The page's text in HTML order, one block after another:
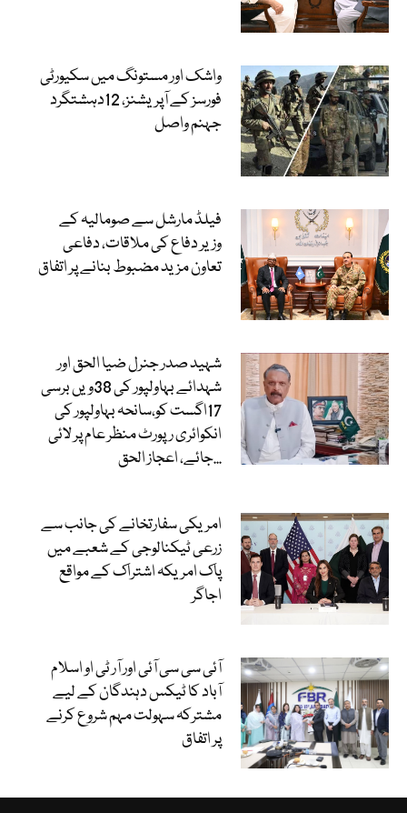
واشک اور مستونگ میں سکیورٹی
فورسز کے آپریشنز، 12دہشتگرد
جہنم واصل
فیلڈ مارشل سے صومالیہ کے
وزیر دفاع کی ملاقات، دفاعی
تعاون مزید مضبوط بنانے پر اتفاق
شہید صدر جنرل ضیا الحق اور
شہدائے بہاولپور کی 38ویں برسی
17اگست کو،سانحہ بہاولپور کی
انکوائری رپورٹ منظر عام پر لائی
جائے، اعجاز الحق...
امریکی سفارتخانے کی جانب سے
زرعی ٹیکنالوجی کے شعبے میں
پاک امریکہ اشتراک کے مواقع
اجاگر
آئی سی سی آئی اور آر ٹی او اسلام
آباد کا ٹیکس دہندگان کے لیے
مشترکہ سہولت مہم شروع کرنے
پر اتفاق